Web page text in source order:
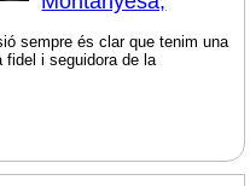
sempre és clar que tenim una
fidel i seguidora de la